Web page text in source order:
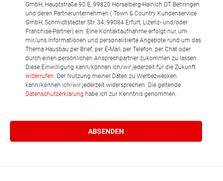
GmbH, Hauptstraße 90 E, 99820 Hörselberg-Hainich OT Behringen
und deren Partnerunternehmen ( Town & Country Kundenservice
GmbH, Schmidtstedter Str. 34, 99084 Erfurt, Lizenz- und/oder
Franchise-Partner) ein. Eine Kontaktaufnahme erfolgt nur, um
mir/uns Informationen und personalisierte Angebote rund um das
Thema Hausbau per Brief, per E-Mail, per Telefon, per Chat oder
durch einen persönlichen Ansprechpartner zukommen zu lassen.
Diese Einwilligung kann/können ich/wir jederzeit für die Zukunft
widerrufen . Der Nutzung meiner Daten zu Werbezwecken
kann/können ich/wir jederzeit widersprechen. Die geltende
Datenschutzerklärung habe ich zur Kenntnis genommen.